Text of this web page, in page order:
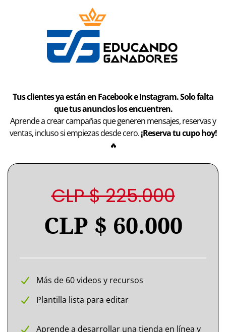
Tus clientes ya están en Facebook e Instagram. Solo falta
que tus anuncios los encuentren.
Aprende a crear campañas que generen mensajes, reservas y
ventas, incluso si empiezas desde cero.¡Reserva tu cupo hoy!
🔥
CLP $ 225.000
CLP $ 60.000
Más de 60 videos y recursos
Plantilla lista para editar
Aprende a desarrollar una tienda en línea y